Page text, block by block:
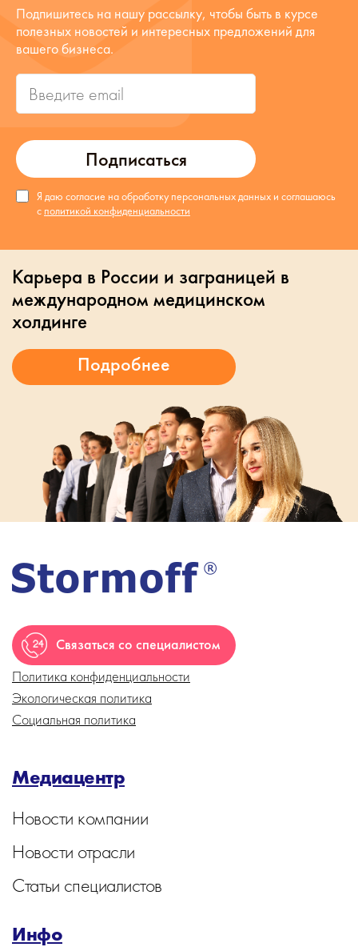
Подписаться
Подпишитесь на нашу рассылку, чтобы быть в курсе
полезных новостей и интересных предложений для
вашего бизнеса.
Я даю согласие на обработку персональных данных и соглашаюсь
с политикой конфиденциальности
Карьера в России и заграницей в
международном медицинском
холдинге
Связаться со специалистом
Политика конфиденциальности
Экологическая политика
Социальная политика
Медиацентр
Новости компании
Новости отрасли
Статьи специалистов
Инфо